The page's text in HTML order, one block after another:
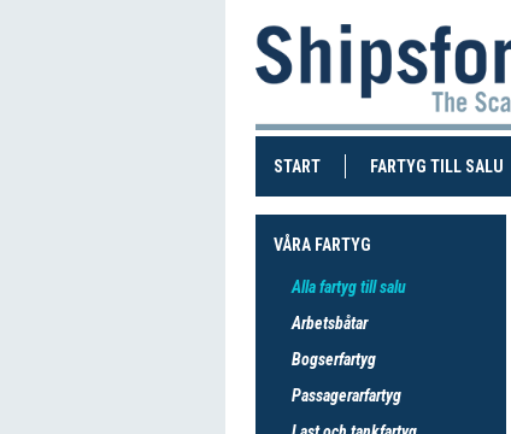
START(CURRENT)FARTYG TILL SALU
VÅRA FARTYG
Alla fartyg till salu
Arbetsbåtar
Bogserfartyg
Passagerarfartyg